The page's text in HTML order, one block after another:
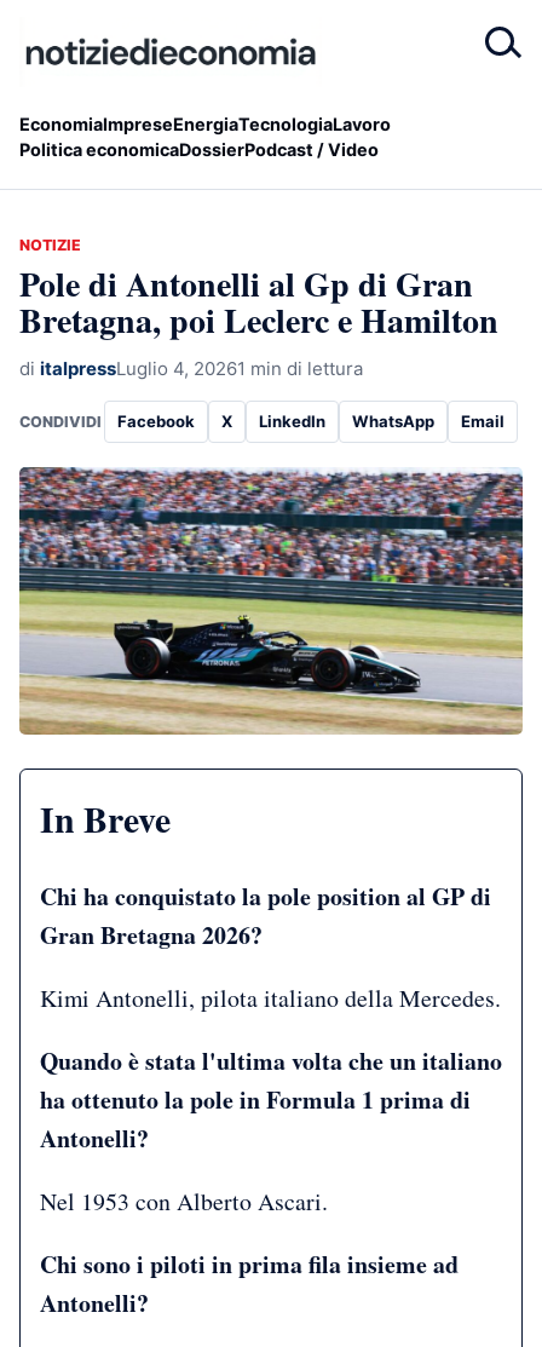
EconomiaImpreseEnergiaTecnologiaLavoro
Politica economicaDossierPodcast / Video
NOTIZIE
Pole di Antonelli al Gp di Gran
Bretagna, poi Leclerc e Hamilton
di italpressLuglio 4, 20261 min di lettura
CONDIVIDI Facebook X LinkedIn WhatsApp Email
In Breve
Chi ha conquistato la pole position al GP di
Gran Bretagna 2026?
Kimi Antonelli, pilota italiano della Mercedes.
Quando è stata l'ultima volta che un italiano
ha ottenuto la pole in Formula 1 prima di
Antonelli?
Nel 1953 con Alberto Ascari.
Chi sono i piloti in prima fila insieme ad
Antonelli?